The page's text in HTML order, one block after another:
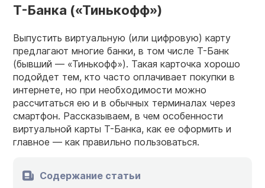
Т-Банка («Тинькофф»)
Выпустить виртуальную (или цифровую) карту
предлагают многие банки, в том числе Т-Банк
(бывший — «Тинькофф»). Такая карточка хорошо
подойдет тем, кто часто оплачивает покупки в
интернете, но при необходимости можно
рассчитаться ею и в обычных терминалах через
смартфон. Рассказываем, в чем особенности
виртуальной карты Т-Банка, как ее оформить и
главное — как правильно пользоваться.
Содержание статьи